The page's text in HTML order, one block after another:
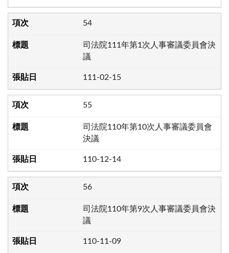
54
司法院111年第1次人事審議委員會決
議
111-02-15
55
司法院110年第10次人事審議委員會
決議
110-12-14
56
司法院110年第9次人事審議委員會決
議
110-11-09